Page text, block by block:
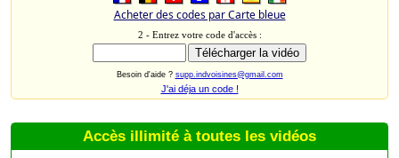
Acheter des codes par Carte bleue
2 - Entrez votre code d'accès :
Besoin d'aide ? supp.indvoisines@gmail.com
J'ai déja un code !
Accès illimité à toutes les vidéos